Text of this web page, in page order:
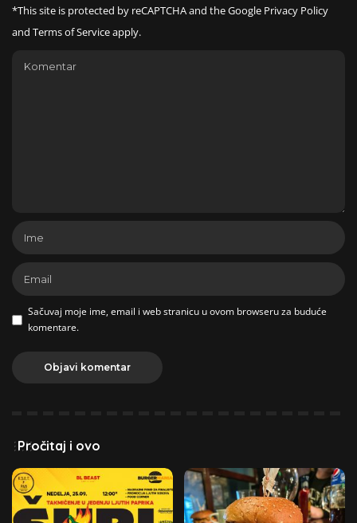
*This site is protected by reCAPTCHA and the Google Privacy Policy
and Terms of Serviceapply.
Sačuvaj moje ime, email i web stranicu u ovom browseru za buduće
komentare.
Pročitaj i ovo